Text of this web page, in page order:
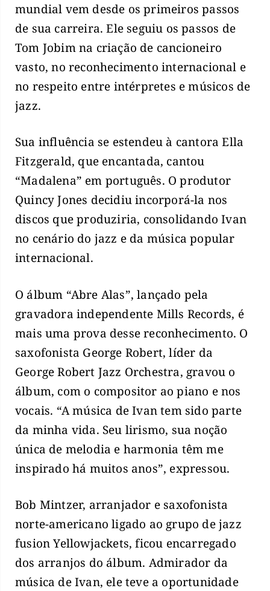
mundial vem desde os primeiros passos
de sua carreira. Ele seguiu os passos de
Tom Jobim na criação de cancioneiro
vasto, no reconhecimento internacional e
no respeito entre intérpretes e músicos de
jazz.
Sua influência se estendeu à cantora Ella
Fitzgerald, que encantada, cantou
“Madalena” em português. O produtor
Quincy Jones decidiu incorporá-la nos
discos que produziria, consolidando Ivan
no cenário do jazz e da música popular
internacional.
O álbum “Abre Alas”, lançado pela
gravadora independente Mills Records, é
mais uma prova desse reconhecimento. O
saxofonista George Robert, líder da
George Robert Jazz Orchestra, gravou o
álbum, com o compositor ao piano e nos
vocais. “A música de Ivan tem sido parte
da minha vida. Seu lirismo, sua noção
única de melodia e harmonia têm me
inspirado há muitos anos”, expressou.
Bob Mintzer, arranjador e saxofonista
norte-americano ligado ao grupo de jazz
fusion Yellowjackets, ficou encarregado
dos arranjos do álbum. Admirador da
música de Ivan, ele teve a oportunidade